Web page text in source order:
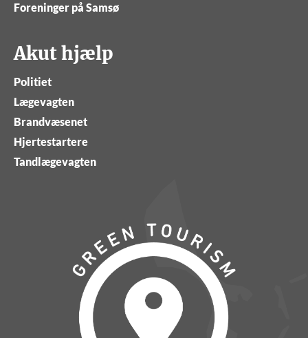
Foreninger på Samsø
Akut hjælp
Politiet
Lægevagten
Brandvæsenet
Hjertestartere
Tandlægevagten